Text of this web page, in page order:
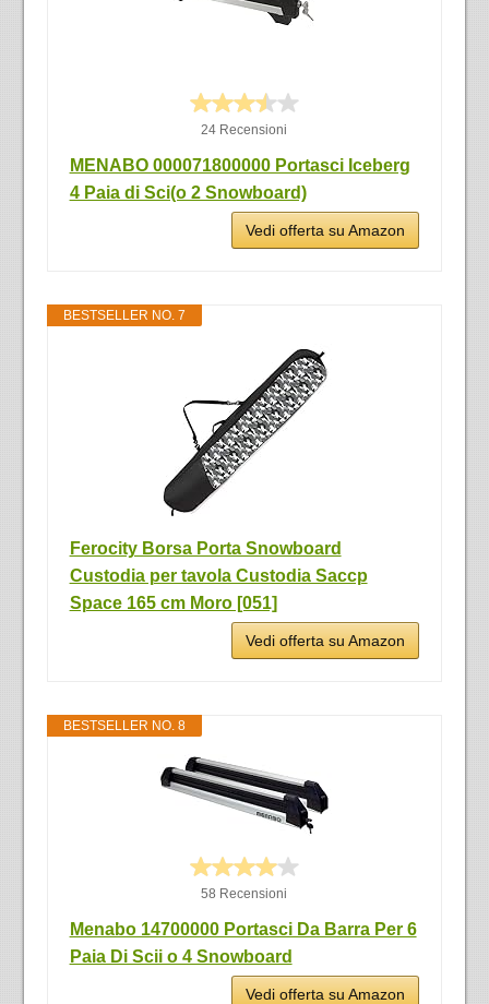
24 Recensioni
MENABO 000071800000 Portasci Iceberg
4 Paia di Sci(o 2 Snowboard)
Vedi offerta su Amazon
BESTSELLER NO. 7
Ferocity Borsa Porta Snowboard
Custodia per tavola Custodia Saccp
Space 165 cm Moro [051]
Vedi offerta su Amazon
BESTSELLER NO. 8
58 Recensioni
Menabo 14700000 Portasci Da Barra Per 6
Paia Di Scii o 4 Snowboard
Vedi offerta su Amazon